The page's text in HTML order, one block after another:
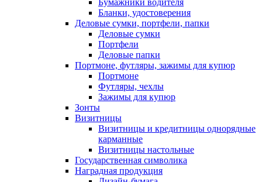
Бумажники водителя
Бланки, удостоверения
Деловые сумки, портфели, папки
Деловые сумки
Портфели
Деловые папки
Портмоне, футляры, зажимы для купюр
Портмоне
Футляры, чехлы
Зажимы для купюр
Зонты
Визитницы
Визитницы и кредитницы однорядные
карманные
Визитницы настольные
Государственная символика
Наградная продукция